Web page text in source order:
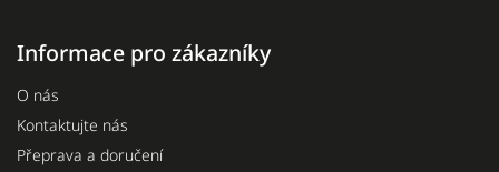
Informace pro zákazníky
O nás
Kontaktujte nás
Přeprava a doručení